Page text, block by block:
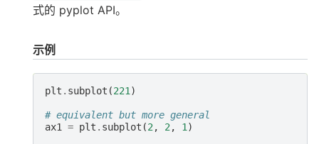
式的 pyplot API。
示例
plt . subplot (221 )
# equivalent but more general
ax1
= plt . subplot (2 , 2 , 1 )